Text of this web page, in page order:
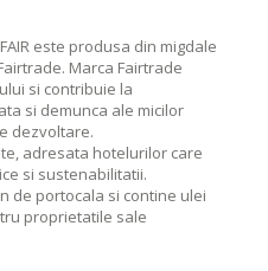
este produsa din migdale
Marca Fairtrade
si contribuie la
si demunca ale micilor
dezvoltare.
adresata hotelurilor care
si sustenabilitatii.
de portocala si contine ulei
proprietatile sale